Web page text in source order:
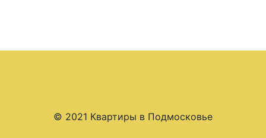
© 2021 Квартиры в Подмосковье